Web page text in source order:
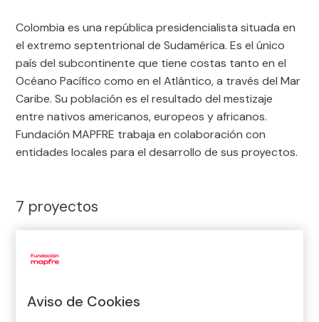
Colombia es una república presidencialista situada en
el extremo septentrional de Sudamérica. Es el único
país del subcontinente que tiene costas tanto en el
Océano Pacífico como en el Atlántico, a través del Mar
Caribe. Su población es el resultado del mestizaje
entre nativos americanos, europeos y africanos.
Fundación MAPFRE trabaja en colaboración con
entidades locales para el desarrollo de sus proyectos.
7 proyectos
Aviso de Cookies